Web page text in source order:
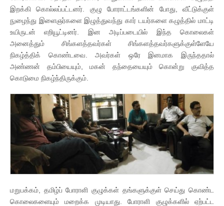
இறக்கி கொல்லப்பட்டனர். குழு போராட்டங்களின் போது, வீட்டுக்குள்
நுழைந்து இளைஞர்களை இழுத்துவந்து கார் டயர்களை கழுத்தில் மாட்டி
உயிருடன் எறியூட்டினர். இன அடிப்படையில் இந்த கொலைகள்
அனைத்தும் சிங்களத்தவர்கள் சிங்களத்தவர்களுக்குள்ளேயே
நிகழ்த்திக் கொண்டவை. அவர்கள் ஒரே இனமாக இருந்ததால்
அண்ணன் தம்பியையும், மகன் தந்தையையும் கொன்று குவித்த
கொடுமை நிகழ்ந்திருக்கும்.
மறுபக்கம், தமிழ்ப் போராளி குழுக்கள் தங்களுக்குள் செய்து கொண்ட
கொலைகளையும் மறைக்க முடியாது. போராளி குழுக்களில் ஏற்பட்ட